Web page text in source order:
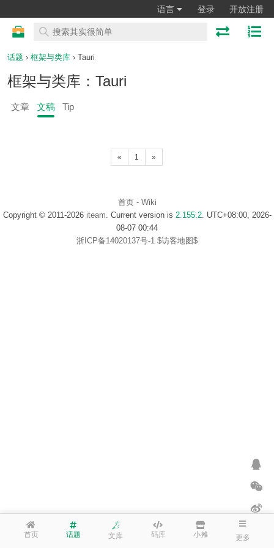
语言 登录 开放注册
首页 话题 文库 码库 小摊 更多
话题 › 框架与类库 › Tauri
框架与类库：Tauri
文章 文稿 Tip
« 1 »
首页- Wiki
Copyright © 2011-2026 iteam . Current version is 2.155.2. UTC+08:00, 2026-
08-07 00:44
浙ICP备14020137号-1 $访客地图$